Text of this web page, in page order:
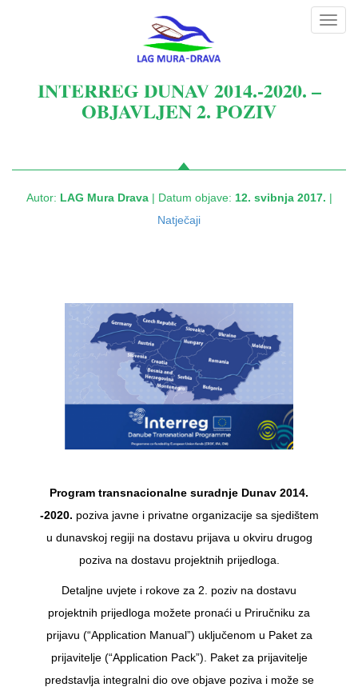
INTERREG DUNAV 2014.-2020. –
OBJAVLJEN 2. POZIV
Autor: LAG Mura Drava| Datum objave: 12. svibnja 2017. |
Natječaji
Program transnacionalne suradnje Dunav 2014.
-2020. poziva javne i privatne organizacije sa sjedištem
u dunavskoj regiji na dostavu prijava u okviru drugog
poziva na dostavu projektnih prijedloga.
Detaljne uvjete i rokove za 2. poziv na dostavu
projektnih prijedloga možete pronaći u Priručniku za
prijavu (“Application Manual”) uključenom u Paket za
prijavitelje (“Application Pack”). Paket za prijavitelje
predstavlja integralni dio ove objave poziva i može se